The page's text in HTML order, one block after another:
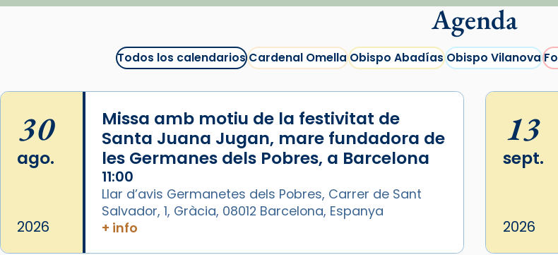
La Carmina va patir depressió.
arribar el seu testimoni al papa
Lleó XIV.
Recupera l'entrevista
compVatican News tican News 👇
www.vaticannews.va/es/iglesia/news/2026-
07/carmina-historia-depresion-
papa-viaje-espana-testimoni...
Agenda
Todos los calendariosCardenal OmellaObispo AbadíasObispo Vilanova
30
ago.
2026
Missa amb motiu de la festivitat de
Santa Juana Jugan, mare fundadora de
les Germanes dels Pobres, a Barcelona
11:00
Llar d’avis Germanetes dels Pobres, Carrer de Sant
Salvador, 1, Gràcia, 08012 Barcelona, Espanya
+ info
13
sept.
2026